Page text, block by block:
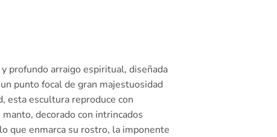
profundo arraigo espiritual, diseñada
punto focal de gran majestuosidad
esta escultura reproduce con
decorado con intrincados
que enmarca su rostro, la imponente